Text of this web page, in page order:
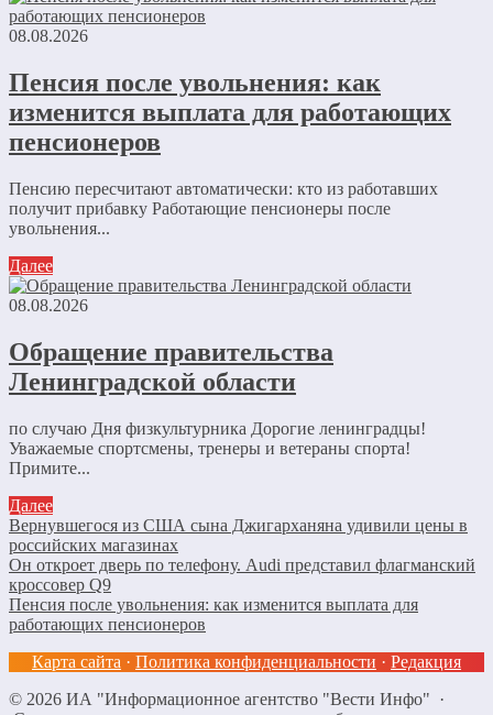
08.08.2026
Пенсия после увольнения: как
изменится выплата для работающих
пенсионеров
Пенсию пересчитают автоматически: кто из работавших
получит прибавку Работающие пенсионеры после
увольнения...
Далее
08.08.2026
Обращение правительства
Ленинградской области
по случаю Дня физкультурника Дорогие ленинградцы!
Уважаемые спортсмены, тренеры и ветераны спорта!
Примите...
Далее
Вернувшегося из США сына Джигарханяна удивили цены в
российских магазинах
Он откроет дверь по телефону. Audi представил флагманский
кроссовер Q9
Пенсия после увольнения: как изменится выплата для
работающих пенсионеров
Карта сайта · Политика конфиденциальности · Редакция
© 2026 ИА "Информационное агентство "Вести Инфо" ·